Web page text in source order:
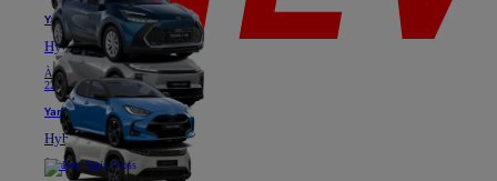
Yaris
Hybride
À partir de
18.871 € (HTVA)
22.811 €
Yaris Cross
Hybride
À partir de25.576 € (HTVA)